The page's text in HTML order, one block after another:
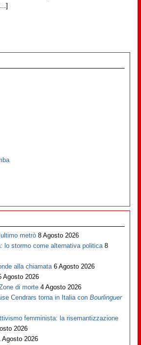
metrò 8 Agosto 2026
lo stormo come alternativa politica 8
alla chiamata 6 Agosto 2026
Agosto 2026
di morte 4 Agosto 2026
Cendrars torna in Italia conBourlinguer
femminista: la risemantizzazione
2026
Agosto 2026